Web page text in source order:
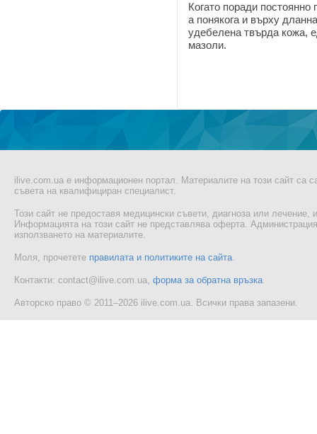
Когато поради
а понякога и върху
удебелена твърда кожа,
мазоли.
ilive.com.ua е информационен портал. Материалите на този сайт са
съвета на квалифициран специалист.
Този сайт не предоставя медицински съвети, диагноза или лечение,
Информацията на този сайт не представлява оферта.
използването на материалите.
Моля, прочетете правилата и политиките на сайта
Контакти: contact@ilive.com.ua, форма за обратна връзка
Авторско право © 2011–2026 ilive.com.ua. Всички права запазени.